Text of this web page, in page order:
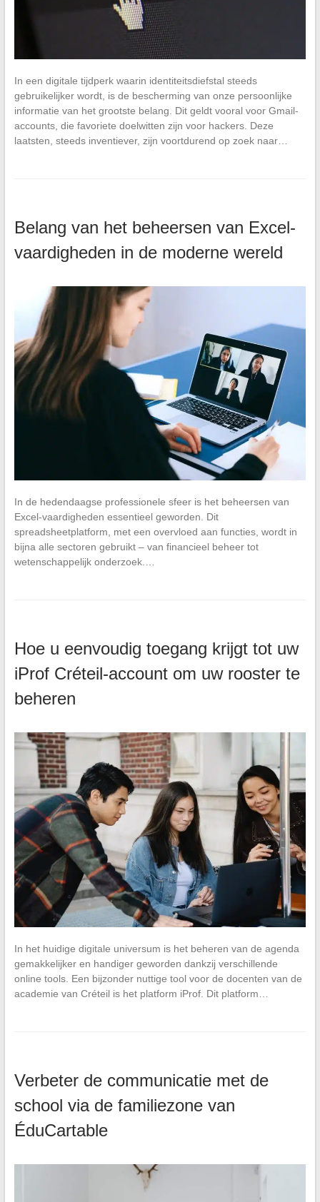
In een digitale tijdperk waarin identiteitsdiefstal steeds
gebruikelijker wordt, is de bescherming van onze persoonlijke
informatie van het grootste belang. Dit geldt vooral voor Gmail-
accounts, die favoriete doelwitten zijn voor hackers. Deze
laatsten, steeds inventiever, zijn voortdurend op zoek naar…
Belang van het beheersen van Excel-
vaardigheden in de moderne wereld
In de hedendaagse professionele sfeer is het beheersen van
Excel-vaardigheden essentieel geworden. Dit
spreadsheetplatform, met een overvloed aan functies, wordt in
bijna alle sectoren gebruikt – van financieel beheer tot
wetenschappelijk onderzoek.…
Hoe u eenvoudig toegang krijgt tot uw
iProf Créteil-account om uw rooster te
beheren
In het huidige digitale universum is het beheren van de agenda
gemakkelijker en handiger geworden dankzij verschillende
online tools. Een bijzonder nuttige tool voor de docenten van de
academie van Créteil is het platform iProf. Dit platform…
Verbeter de communicatie met de
school via de familiezone van
ÉduCartable